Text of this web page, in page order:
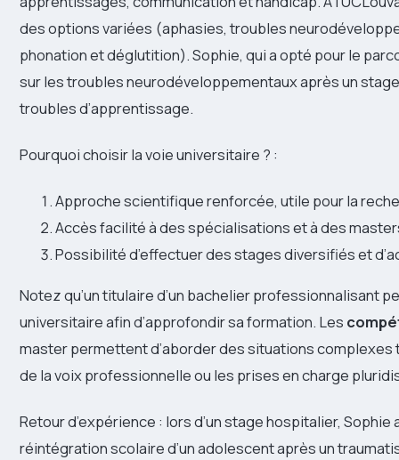
des options variées (aphasies, troubles
phonation et déglutition). Sophie, qui a opté pour le
sur les troubles neurodéveloppementaux après un
troubles d’apprentissage.
Pourquoi choisir la voie universitaire ? :
Approche scientifique renforcée, utile pour la
Accès facilité à des spécialisations et à des
Possibilité d’effectuer des stages diversifiés et
Notez qu’un titulaire d’un bachelier professionnalisant
universitaire afin d’approfondir sa formation. Les
master permettent d’aborder des situations complexes
de la voix professionnelle ou les prises en charge
Retour d’expérience : lors d’un stage hospitalier,
réintégration scolaire d’un adolescent après un